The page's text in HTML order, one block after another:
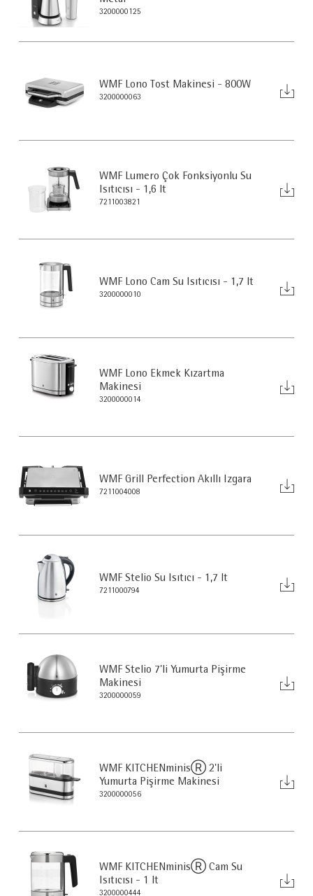
3200000125
WMF Lono Tost Makinesi - 800W
3200000063
WMF Lumero Çok Fonksiyonlu Su
Isıtıcısı - 1,6 lt
7211003821
WMF Lono Cam Su Isıtıcısı - 1,7 lt
3200000010
WMF Lono Ekmek Kızartma
Makinesi
3200000014
WMF Grill Perfection Akıllı Izgara
7211004008
WMF Stelio Su Isıtıcı - 1,7 lt
7211000794
WMF Stelio 7'li Yumurta Pişirme
Makinesi
3200000059
WMF KITCHENminisⓇ 2'li
Yumurta Pişirme Makinesi
3200000056
WMF KITCHENminisⓇ Cam Su
Isıtıcısı - 1 lt
3200000444